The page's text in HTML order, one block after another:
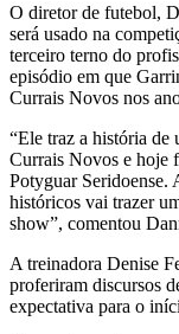
O diretor de futebol,
será usado na
terceiro terno do
episódio em que
Currais Novos nos
“Ele traz a história de
Currais Novos e hoje
Potyguar Seridoense.
históricos vai trazer
show”, comentou
A treinadora Denise
proferiram discursos
expectativa para o